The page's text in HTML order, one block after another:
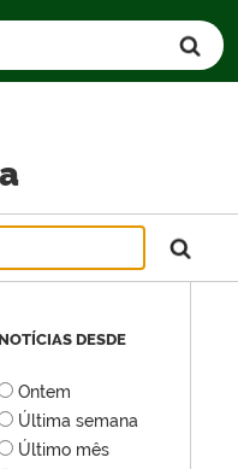
NOTÍCIAS DESDE
Ontem
Última semana
Último mês